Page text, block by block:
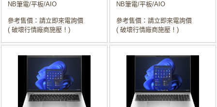
NB筆電/平板/AIO
參考售價：請立即來電詢價
( 破壞行情廠商施壓！)
NB筆電/平板/AIO
參考售價：請立即來電詢價
( 破壞行情廠商施壓！)